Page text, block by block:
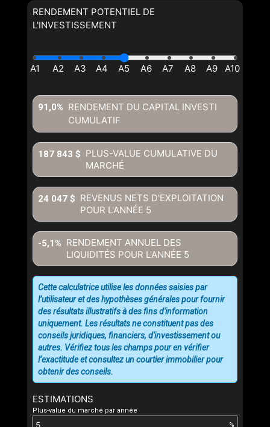
RENDEMENT POTENTIEL DE
L'INVESTISSEMENT
RENDEMENT DU CAPITAL INVESTI
CUMULATIF
91,0%
PLUS-VALUE CUMULATIVE DU
MARCHÉ
187 843 $
REVENUS NETS D'EXPLOITATION
POUR L'ANNÉE 5
24 047 $
RENDEMENT ANNUEL DES
LIQUIDITÉS POUR L'ANNÉE 5
-5,1%
ESTIMATIONS
Plus-value du marché par année
%
Cette calculatrice utilise les données saisies par
l’utilisateur et des hypothèses générales pour fournir
des résultats illustratifs à des fins d'information
uniquement. Les résultats ne constituent pas des
conseils juridiques, financiers, d'investissement ou
autres. Vérifiez tous les champs pour en vérifier
l’exactitude et consultez un courtier immobilier pour
obtenir des conseils.